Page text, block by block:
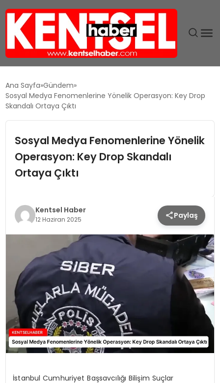
GÜNDEM
EĞITIM
TEKNOLOJI
MAGAZIN
KÜLTÜR & SANAT
SPOR
SAĞLIK
Ana Sayfa Gündem
Sosyal Medya Fenomenlerine Yönelik Operasyon: Key Drop
Skandalı Ortaya Çıktı
Sosyal Medya Fenomenlerine Yönelik
Operasyon: Key Drop Skandalı
Ortaya Çıktı
Kentsel Haber
12 Haziran 2025 Paylaş
İstanbul Cumhuriyet Başsavcılığı Bilişim Suçlar